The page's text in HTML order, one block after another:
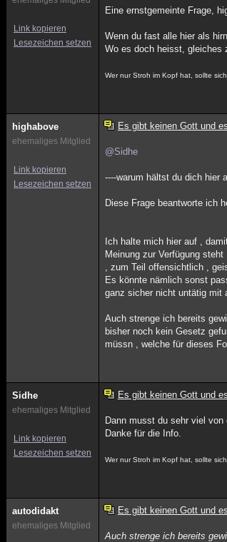
Link kopieren
Lesezeichen setzen
Eine ernstgemeinte Frage,
Wenn du fast alle hier als
Wo es doch heisst, gleiches
Wer nur Stroh im Kopf hat, sollte
highabove
ehemaliges Mitglied
Link kopieren
Lesezeichen setzen
Es gibt keinen Gott und
@Sidhe
----warum hältst du dich hier
Diese Frage beantworte ich
Ich halte mich hier auf ,
Meinung zur Verfügung
, zum Teil offensichtlich ,
Es könnte nämlich sonst
ganz sicher nicht untätig mit
Auch strenge ich bereits
bisher noch kein Gesetz
müssn , welche für dieses
Sidhe
ehemaliges Mitglied
Link kopieren
Lesezeichen setzen
Es gibt keinen Gott und
Dann musst du sehr viel von
Danke für die Info.
Wer nur Stroh im Kopf hat, sollte
autodidakt
ehemaliges Mitglied
Es gibt keinen Gott und
Auch strenge ich bereits